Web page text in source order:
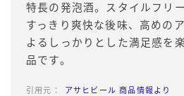
特長の発泡酒。スタイルフリ
すっきり爽快な後味、高めの
よるしっかりとした満足感を
品です。
アサヒビール 商品情報より